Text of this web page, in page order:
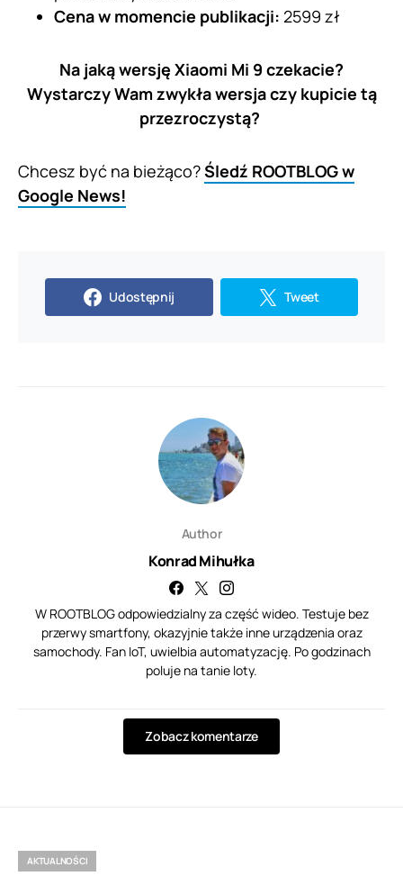
Cena w momencie publikacji: 2599 zł
Na jaką wersję Xiaomi Mi 9 czekacie?
Wystarczy Wam zwykła wersja czy kupicie tą
przezroczystą?
Chcesz być na bieżąco?Śledź ROOTBLOG w
Google News!
Udostępnij Tweet
Author
Konrad Mihułka
W ROOTBLOG odpowiedzialny za część wideo. Testuje bez
przerwy smartfony, okazyjnie także inne urządzenia oraz
samochody. Fan IoT, uwielbia automatyzację. Po godzinach
poluje na tanie loty.
Zobacz komentarze
AKTUALNOŚCI